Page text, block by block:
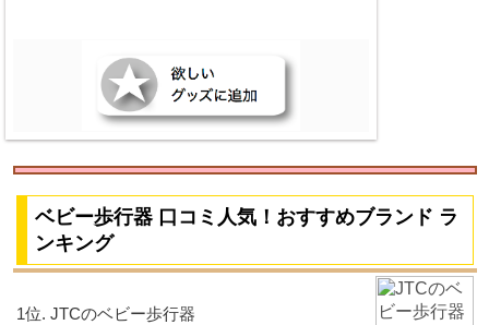
ベビー歩行器 口コミ人気！おすすめブランド ラ
ンキング
1位. JTCのベビー歩行器